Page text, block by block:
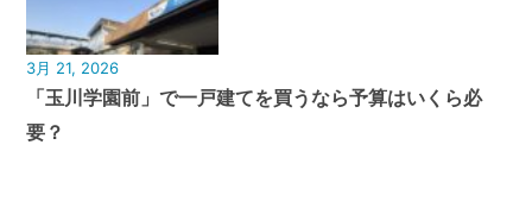
3月 21, 2026
「玉川学園前」で一戸建てを買うなら予算はいくら必
要？